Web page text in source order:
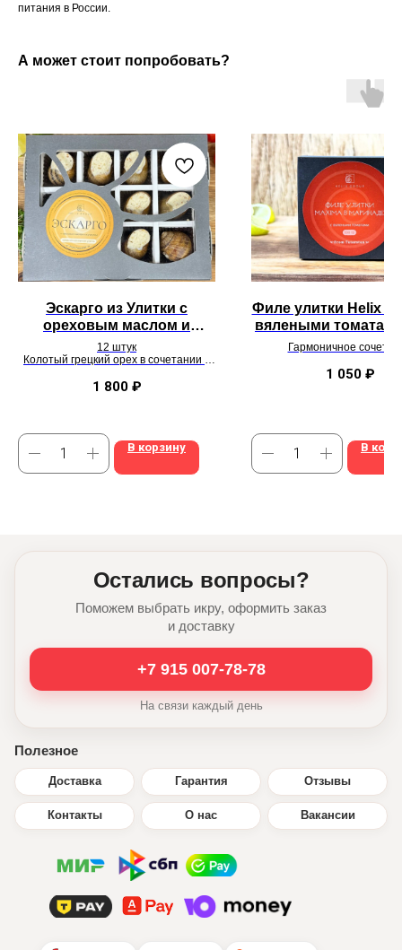
питания в России.
А может стоит попробовать?
Эскарго из Улитки с
ореховым маслом и
кунжутом
12 штук
Колотый грецкий орех в сочетании с
1 800 ₽
В корзину
Филе улитки Helix
вялеными
Гармоничное
насыщенного вкуса
1 050 ₽
В
Остались вопросы?
Поможем выбрать икру, оформить заказ
и доставку
+7 915 007-78-78
На связи каждый день
Полезное
Доставка Гарантия Отзывы
Контакты О нас Вакансии